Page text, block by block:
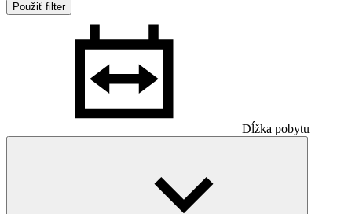
Použiť filter
Dĺžka pobytu